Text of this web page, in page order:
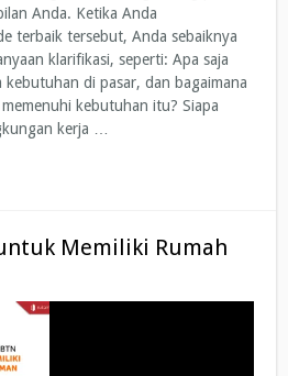
Anda. Ketika Anda
terbaik tersebut, Anda sebaiknya
klarifikasi, seperti: Apa saja
kebutuhan di pasar, dan bagaimana
kebutuhan itu? Siapa
kerja …
Memiliki Rumah